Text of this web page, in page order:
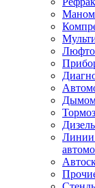
Линии